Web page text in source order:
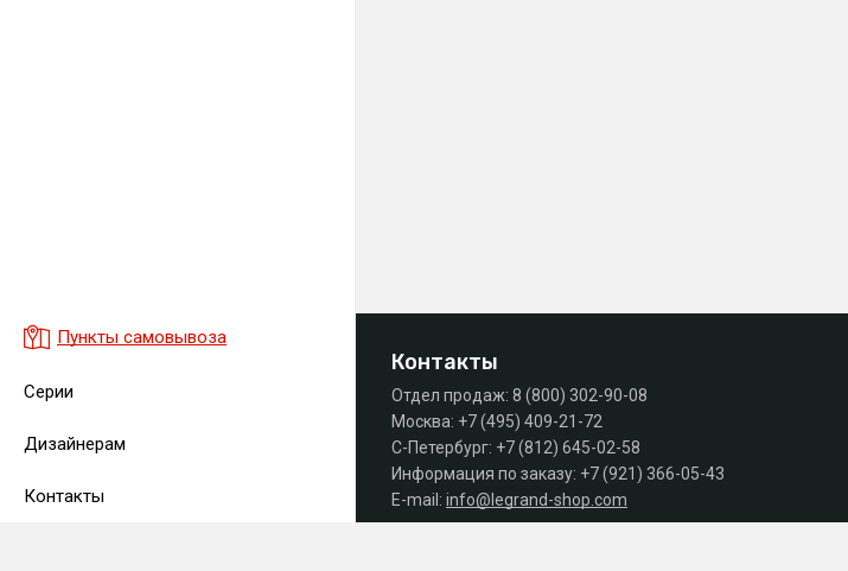
Пункты самовывоза
Серии
Дизайнерам
Контакты
Контакты
Отдел продаж: 8 (800) 302-90-08
Москва: +7 (495) 409-21-72
С-Петербург: +7 (812) 645-02-58
Информация по заказу: +7 (921) 366-05-43
E-mail: info@legrand-shop.com